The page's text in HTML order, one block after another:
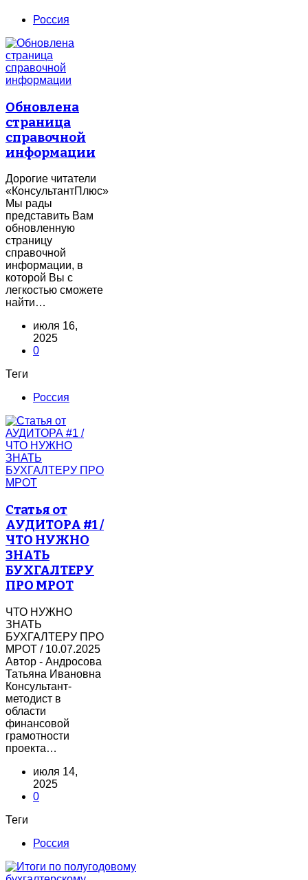
Россия
Обновлена
страница
справочной
информации
Дорогие читатели
«КонсультантПлюс»
Мы рады
представить Вам
обновленную
страницу
справочной
информации, в
которой Вы с
легкостью сможете
найти…
июля 16,
2025
0
Теги
Россия
Статья от
АУДИТОРА #1 /
ЧТО НУЖНО
ЗНАТЬ
БУХГАЛТЕРУ
ПРО МРОТ
ЧТО НУЖНО
ЗНАТЬ
БУХГАЛТЕРУ ПРО
МРОТ / 10.07.2025
Автор - Андросова
Татьяна Ивановна
Консультант-
методист в
области
финансовой
грамотности
проекта…
июля 14,
2025
0
Теги
Россия